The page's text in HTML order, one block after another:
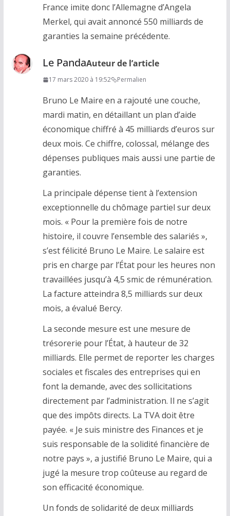
France imite donc l’Allemagne d’Angela
Merkel, qui avait annoncé 550 milliards de
garanties la semaine précédente.
Le PandaAuteur de l’article
17 mars 2020 à 19:52 Permalien
Bruno Le Maire en a rajouté une couche,
mardi matin, en détaillant un plan d’aide
économique chiffré à 45 milliards d’euros sur
deux mois. Ce chiffre, colossal, mélange des
dépenses publiques mais aussi une partie de
garanties.
La principale dépense tient à l’extension
exceptionnelle du chômage partiel sur deux
mois. « Pour la première fois de notre
histoire, il couvre l’ensemble des salariés »,
s’est félicité Bruno Le Maire. Le salaire est
pris en charge par l’État pour les heures non
travaillées jusqu’à 4,5 smic de rémunération.
La facture atteindra 8,5 milliards sur deux
mois, a évalué Bercy.
La seconde mesure est une mesure de
trésorerie pour l’État, à hauteur de 32
milliards. Elle permet de reporter les charges
sociales et fiscales des entreprises qui en
font la demande, avec des sollicitations
directement par l’administration. Il ne s’agit
que des impôts directs. La TVA doit être
payée. « Je suis ministre des Finances et je
suis responsable de la solidité financière de
notre pays », a justifié Bruno Le Maire, qui a
jugé la mesure trop coûteuse au regard de
son efficacité économique.
Un fonds de solidarité de deux milliards